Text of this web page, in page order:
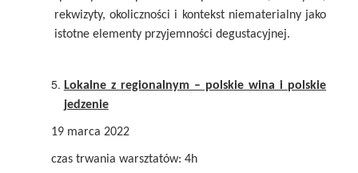
rekwizyty, okoliczności i kontekst niematerialny jako
istotne elementy przyjemności degustacyjnej.
Lokalne z regionalnym – polskie wina i polskie
jedzenie
19 marca 2022
czas trwania warsztatów: 4h